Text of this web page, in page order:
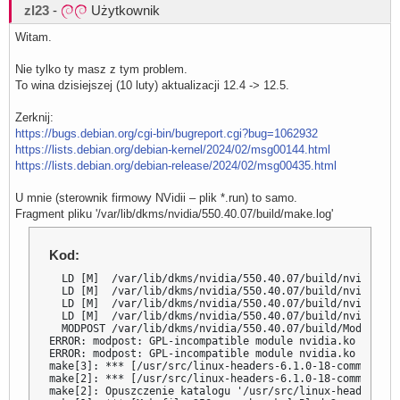
zl23 - Użytkownik
Witam.
Nie tylko ty masz z tym problem.
To wina dzisiejszej (10 luty) aktualizacji 12.4 -> 12.5.
Zerknij:
https://bugs.debian.org/cgi-bin/bugreport.cgi?bug=1062932
https://lists.debian.org/debian-kernel/2024/02/msg00144.html
https://lists.debian.org/debian-release/2024/02/msg00435.html
U mnie (sterownik firmowy NVidii – plik *.run) to samo.
Fragment pliku '/var/lib/dkms/nvidia/550.40.07/build/make.log'
Kod:
LD [M]  /var/lib/dkms/nvidia/550.40.07/build/nvidia-
LD [M]  /var/lib/dkms/nvidia/550.40.07/build/nvidia-
LD [M]  /var/lib/dkms/nvidia/550.40.07/build/nvidia-
LD [M]  /var/lib/dkms/nvidia/550.40.07/build/nvidia-
MODPOST /var/lib/dkms/nvidia/550.40.07/build/
ERROR: modpost: GPL-incompatible module nvidia.ko
ERROR: modpost: GPL-incompatible module nvidia.ko
make[3]: *** [/usr/src/linux-headers-6.1.0-18-common/
make[2]: *** [/usr/src/linux-headers-6.1.0-18-common/
make[2]: Opuszczenie katalogu '/usr/src/linux-headers-